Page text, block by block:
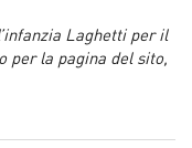
Laghetti per il
per la pagina del sito,